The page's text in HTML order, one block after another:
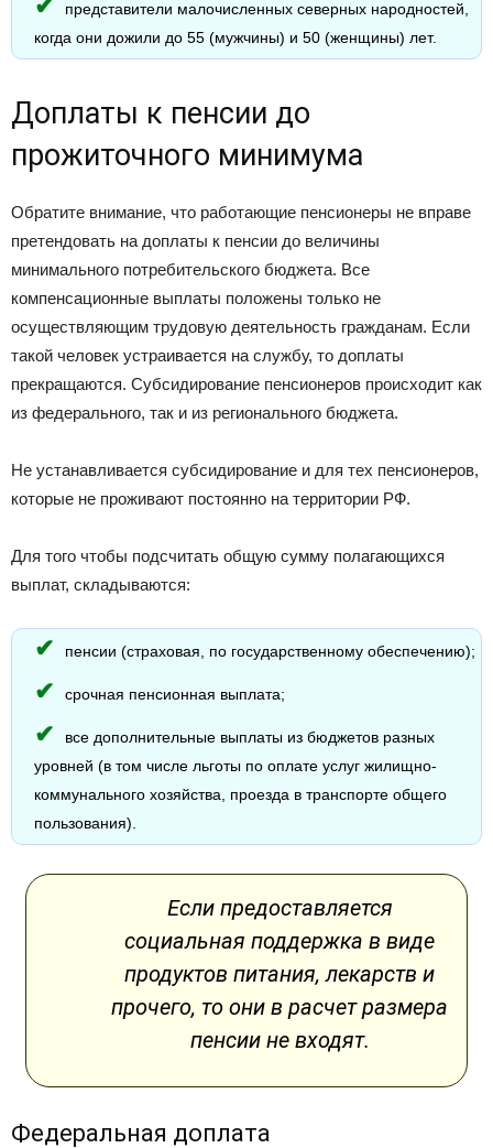
представители малочисленных северных народностей,
когда они дожили до 55 (мужчины) и 50 (женщины) лет.
Доплаты к пенсии до
прожиточного минимума
Обратите внимание, что работающие пенсионеры не вправе
претендовать на доплаты к пенсии до величины
минимального потребительского бюджета. Все
компенсационные выплаты положены только не
осуществляющим трудовую деятельность гражданам. Если
такой человек устраивается на службу, то доплаты
прекращаются. Субсидирование пенсионеров происходит как
из федерального, так и из регионального бюджета.
Не устанавливается субсидирование и для тех пенсионеров,
которые не проживают постоянно на территории РФ.
Для того чтобы подсчитать общую сумму полагающихся
выплат, складываются:
пенсии (страховая, по государственному обеспечению);
срочная пенсионная выплата;
все дополнительные выплаты из бюджетов разных
уровней (в том числе льготы по оплате услуг жилищно-
коммунального хозяйства, проезда в транспорте общего
пользования).
Если предоставляется
социальная поддержка в виде
продуктов питания, лекарств и
прочего, то они в расчет размера
пенсии не входят.
Федеральная доплата